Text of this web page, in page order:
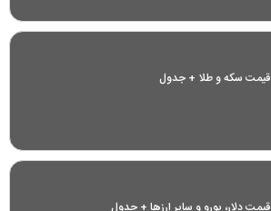
قیمت سکه و طلا + جدول
قیمت دلار، یورو و سایر ارز‌ها + جدول